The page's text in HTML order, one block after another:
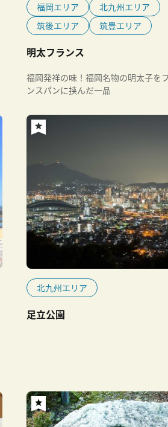
福岡エリア
北九州エリア
筑後エリア
筑豊エリア
明太フランス
福岡発祥の味！福岡名物の明太子を
ンスパンに挟んだ一品
北九州エリア
足立公園